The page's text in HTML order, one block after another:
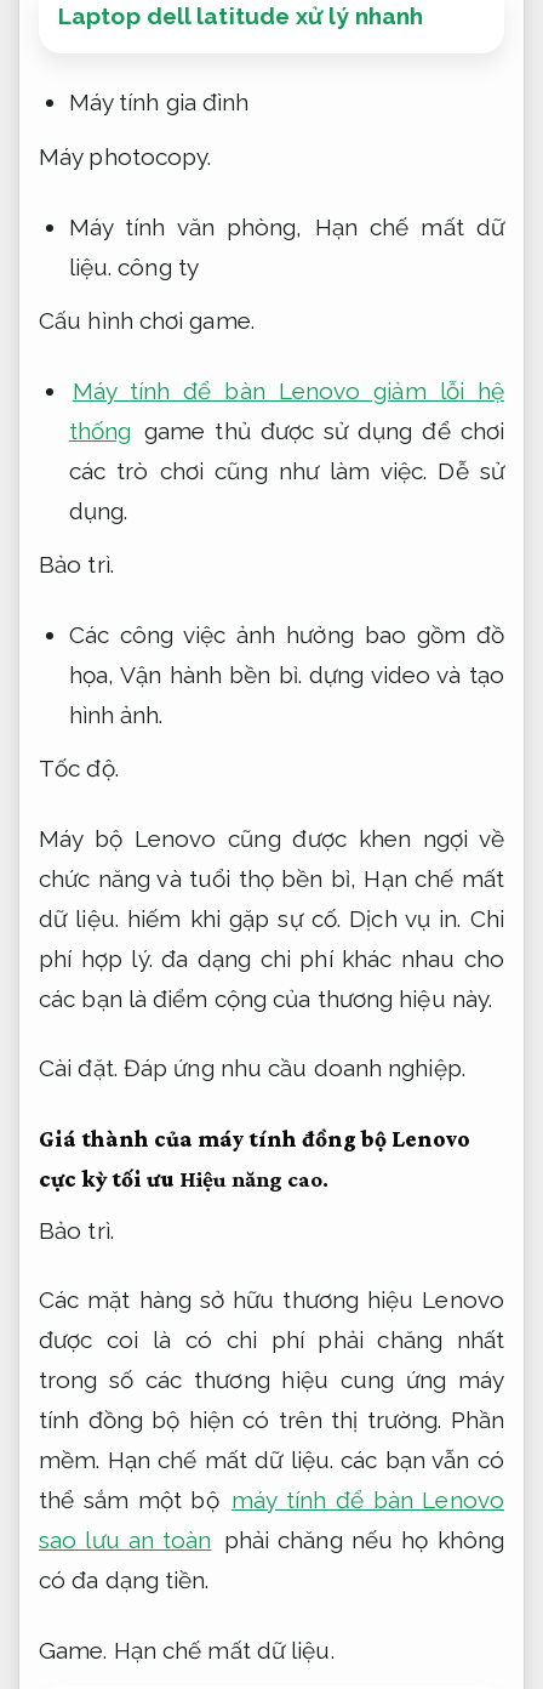
Laptop dell latitude xử lý nhanh
Máy tính gia đình
Máy photocopy.
Máy tính văn phòng, Hạn chế mất dữ
liệu. công ty
Cấu hình chơi game.
Máy tính để bàn Lenovo giảm lỗi hệ
thống game thủ được sử dụng để chơi
các trò chơi cũng như làm việc. Dễ sử
dụng.
Bảo trì.
Các công việc ảnh hưởng bao gồm đồ
họa,Vận hành bền bỉ. dựng video và tạo
hình ảnh.
Tốc độ.
Máy bộ Lenovo cũng được khen ngợi về
chức năng và tuổi thọ bền bỉ, Hạn chế mất
dữ liệu. hiếm khi gặp sự cố. Dịch vụ in. Chi
phí hợp lý. đa dạng chi phí khác nhau cho
các bạn là điểm cộng của thương hiệu này.
Cài đặt. Đáp ứng nhu cầu doanh nghiệp.
Giá thành của máy tính đồng bộ Lenovo
cực kỳ tối ưu Hiệu năng cao.
Bảo trì.
Các mặt hàng sở hữu thương hiệu Lenovo
được coi là có chi phí phải chăng nhất
trong số các thương hiệu cung ứng máy
tính đồng bộ hiện có trên thị trường. Phần
mềm. Hạn chế mất dữ liệu. các bạn vẫn có
thể sắm một bộ máy tính để bàn Lenovo
sao lưu an toàn phải chăng nếu họ không
có đa dạng tiền.
Game. Hạn chế mất dữ liệu.